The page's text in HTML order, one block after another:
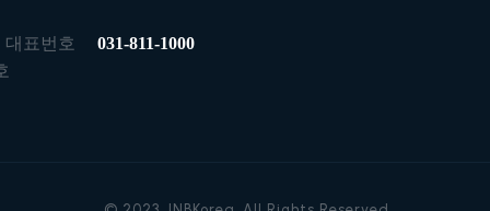
대표번호
031-811-1000